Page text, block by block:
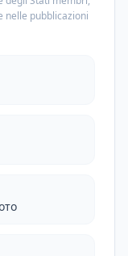
nelle pubblicazioni